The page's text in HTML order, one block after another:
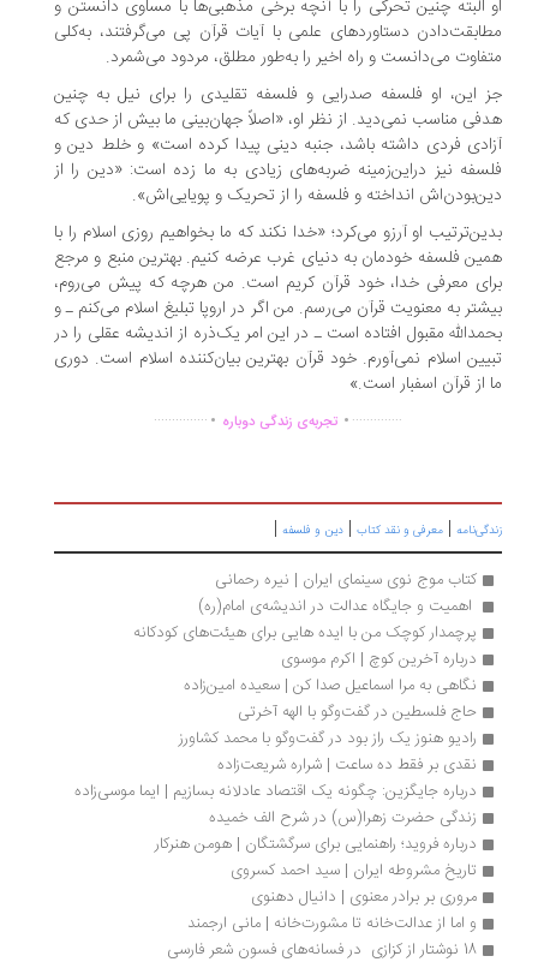
البته چنین تحرکی را با آنچه برخی مذهبی‌ها با مساوی دانستن و
دستاوردهای علمی با آیات قرآن پی می‌گرفتند، به‌کلی
می‌دانست و راه اخیر را به‌طور مطلق، مردود می‌شمرد.
این، او فلسفه صدرایی و فلسفه تقلیدی را برای نیل به چنین
مناسب نمی‌دید. از نظر او، «اصلاً جهان‌بینی ما بیش از حدی که
فردی داشته باشد، جنبه دینی پیدا کرده است» و خلط دین و
نیز دراین‌زمینه ضربه‌های زیادی به ما زده است: «دین را از
انداخته و فلسفه را از تحریک و پویایی‌اش».
او آرزو می‌کرد؛ «خدا نکند که ما بخواهیم روزی اسلام را با
فلسفه خودمان به دنیای غرب عرضه کنیم. بهترین منبع و مرجع
معرفی خدا، خود قرآن کریم است. من هرچه که پیش می‌روم،
به معنویت قرآن می‌رسم. من اگر در اروپا تبلیغ اسلام می‌کنم ـ و
مقبول افتاده است ـ در این امر یک‌ذره از اندیشه عقلی را در
اسلام نمی‌آورم. خود قرآن بهترین بیان‌کننده اسلام است. دوری
از قرآن اسفبار است.»
............... .تجربه‌ی زندگی دوباره ...............
|معرفی و نقد کتاب|دین و فلسفه|
کتاب موج نوی سینمای ایران | نیره رحمانی
اهمیت و جایگاه عدالت در اندیشه‌ی امام(ره)
پرچمدار کوچک من با ایده هایی برای هیئت‌های کودکانه
درباره آخرین کوچ | اکرم موسوی
نگاهی به مرا اسماعیل صدا کن | سعیده امین‌زاده
حاج فلسطین در گفت‌وگو با الهه آخرتی
رادیو هنوز یک راز بود در گفت‌وگو با محمد کشاورز
نقدی بر فقط ده ساعت | شراره شریعت‌زاده
درباره جایگزین: چگونه یک اقتصاد عادلانه بسازیم | ایما موسی‌زاده
زندگی حضرت زهرا(س) در شرح الف خمیده
درباره فروید؛ راهنمایی برای سرگشتگان | هومن هنرکار
تاریخ مشروطه ایران | سید احمد کسروی
مروری بر برادر معنوی | دانیال دهنوی
و اما از عدالت‌خانه تا مشورت‌خانه | مانی ارجمند